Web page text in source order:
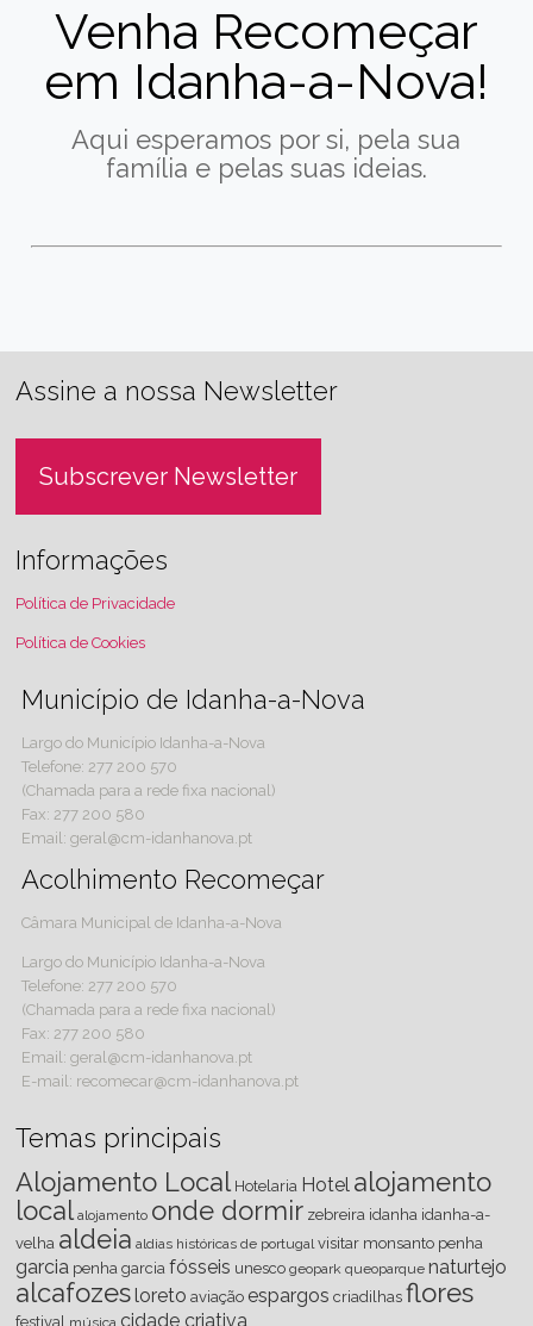
Venha Recomeçar
em Idanha-a-Nova!
Aqui esperamos por si, pela sua
família e pelas suas ideias.
Assine a nossa Newsletter
Subscrever Newsletter
Informações
Política de Privacidade
Política de Cookies
Município de Idanha-a-Nova
Largo do Município Idanha-a-Nova
Telefone: 277 200 570
(Chamada para a rede fixa nacional)
Fax: 277 200 580
Email: geral@cm-idanhanova.pt
Acolhimento Recomeçar
Câmara Municipal de Idanha-a-Nova
Largo do Município Idanha-a-Nova
Telefone: 277 200 570
(Chamada para a rede fixa nacional)
Fax: 277 200 580
Email: geral@cm-idanhanova.pt
E-mail: recomecar@cm-idanhanova.pt
Temas principais
Alojamento Local Hotelaria Hotel alojamento
local alojamento onde dormir zebreira idanha idanha-a-
velha aldeia aldias históricas de portugal visitar monsanto penha
garcia penha garcia fósseis unesco geopark queoparque naturtejo
alcafozesloreto aviação espargos criadilhas flores
festival música cidade criativa